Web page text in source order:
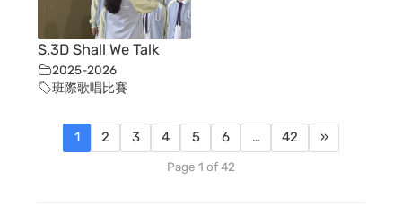
S.3D Shall We Talk
2025-2026
班際歌唱比賽
1 2 3 4 5 6 … 42 »
Page 1 of 42